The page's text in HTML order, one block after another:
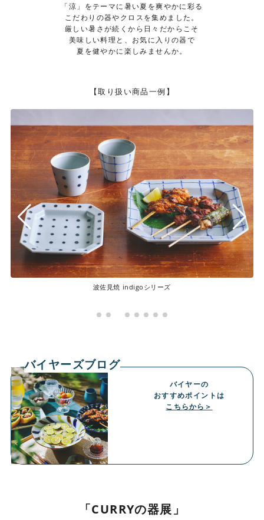
「涼」をテーマに暑い夏を爽やかに彩る
こだわりの器やクロスを集めました。
厳しい暑さが続くから日々だからこそ
美味しい料理と、お気に入りの器で
夏を健やかに楽しみませんか。
【取り扱い商品一例】
波佐見焼 indigoシリーズ
バイヤーズブログ
バイヤーの
おすすめポイントは
こちらから＞
「CURRYの器展」